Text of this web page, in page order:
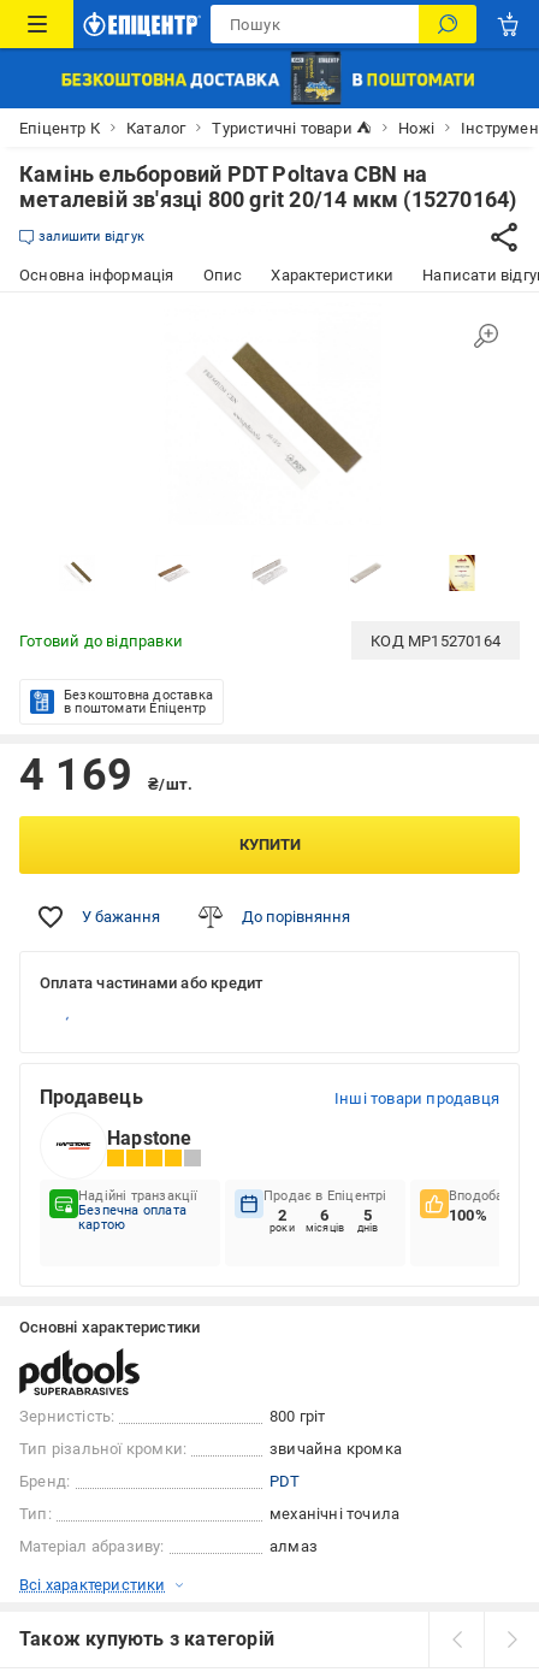
Епіцентр К Каталог Туристичні товари ⛺ Ножі
Камінь ельборовий PDT Poltava CBN на
металевій зв'язці 800 grit 20/14 мкм (15270164)
залишити відгук
Основна інформація Опис Характеристики Написати
Готовий до відправки КОД MP15270164
Безкоштовна доставка
в поштомати Епіцентр
4 169 ₴/шт.
КУПИТИ
У бажання До порівняння
Оплата частинами або кредит
Продавець Інші товари продавця
Hapstone
Надійні транзакції
Безпечна оплата
картою
Продає в Епіцентрі
2
роки
6
місяців
5
днів
Вподобання
100%
Основні характеристики
Зернистість:
800 гріт
Тип різальної кромки:
звичайна кромка
Бренд:
PDT
Тип:
механічні точила
Матеріал абразиву:
алмаз
Всі характеристики
Також купують з категорій